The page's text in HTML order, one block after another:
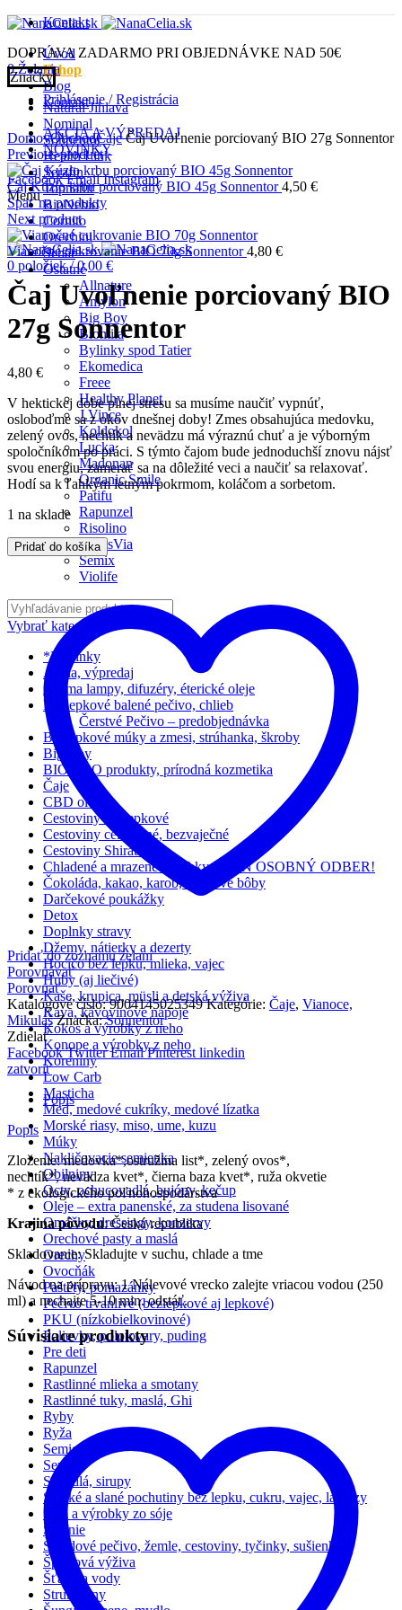
Kontakt
DOPRAVA ZADARMO PRI OBJEDNÁVKE NAD 50€
0Želania
Prihlásenie / Registrácia
Úvod
Eshop
Blog
Kontakt
AKCIA A VÝPREDAJ
NOVINKY
Facebook Email Instagram
Menu
0 položiek / 0,00 €
Značky
Natural Jihlava
Nominal
Sonnentor
Health Link
Serafin
Topnatur
BioNebio
Cornito
Orechini
Schär
Ostatné
Allnature
Amylon
Big Boy
Biomila
Bylinky spod Tatier
Ekomedica
Freee
Healthy Planet
J.Vince
Koldokol
Lucka
Madonan
Organic Smile
Patifu
Rapunzel
Risolino
SanusVia
Semix
Violife
Vybrať kategóriu
*Novinky
Akcia, výpredaj
Aróma lampy, difuzéry, éterické oleje
Bezlepkové balené pečivo, chlieb
Čerstvé Pečivo – predobjednávka
Bezlepkové múky a zmesi, strúhanka, škroby
Big Boy
BIO EKO produkty, prírodná kozmetika
Čaje
CBD oleje
Cestoviny bezlepkové
Cestoviny celozrnné, bezvaječné
Cestoviny Shirataki
Chladené a mrazené výrobky – LEN OSOBNÝ ODBER!
Čokoláda, kakao, karob, kakaové bôby
Darčekové poukážky
Detox
Doplnky stravy
Džemy, nátierky a dezerty
Hocičo bez lepku, mlieka, vajec
Huby (aj liečivé)
Kaše, krupica, müsli a detská výživa
Káva, kávovinóvé nápoje
Kokos a výrobky z neho
Konope a výrobky z neho
Koreniny
Low Carb
Masticha
Med, medové cukríky, medové lízatka
Morské riasy, miso, ume, kuzu
Múky
Nakličovacie semienka
Obilniny
Octy, ochucovadlá, bujóny, kečup
Oleje – extra panenské, za studena lisované
Omáčky, dressingy, konzervy
Orechové pasty a maslá
Orechy
Ovocňák
Paštéty, pomazánky
Pečivo trvanlivé (bezlepkové aj lepkové)
PKU (nízkobielkovinové)
Polievky, polotovary, puding
Pre deti
Rapunzel
Rastlinné mlieka a smotany
Rastlinné tuky, maslá, Ghi
Ryby
Ryža
Semienka
Serafin
Sladidlá, sirupy
Sladké a slané pochutiny bez lepku, cukru, vajec, laktózy
Sója a výrobky zo sóje
Solenie
Špaldové pečivo, žemle, cestoviny, tyčinky, sušienky
Športová výživa
Šťavy a vody
Strukoviny
Click to enlarge
DomovObchodČajeČaj Uvoľnenie porciovaný BIO 27g Sonnentor
Previous product
Čaj Kúzlo krbu porciovaný BIO 45g Sonnentor4,50 €
Späť na produkty
Next product
Vianočné cukrovanie BIO 70g Sonnentor4,80 €
Čaj Uvoľnenie porciovaný BIO
27g Sonnentor
4,80 €
V hektickej dobe plnej stresu sa musíme naučiť vypnúť,
osloboďme sa z okov dnešnej doby! Zmes obsahujúca medovku,
zelený ovos, nechtík a nevädzu má výraznú chuť a je výborným
spoločníkom po práci. S týmto čajom bude jednoduchší znovu nájsť
svou energiu, zamerať sa na dôležité veci a naučiť sa relaxovať.
Hodí sa k ľahkým letným pokrmom, koláčom a sorbetom.
1 na sklade
Pridať do košíka
Pridať do zoznamu želaní
Porovnávať
Porovnať
Katalógové číslo:9004145025349 Kategórie: Čaje, Vianoce,
Mikuláš Značka:Sonnentor
Zdielať
Facebook Twitter Email Pinterest linkedin
zatvoriť
Popis
Popis
Zloženie: medovka*,ostružina list*, zelený ovos*,
nechtík*, nevädza kvet*, čierna baza kvet*, ruža okvetie
* z ekologického poľnohospodárstva
Krajina pôvodu: Česká republika
Skladovanie: Skladujte v suchu, chlade a tme
Návod na prípravu: 1 Nálevové vrecko zalejte vriacou vodou (250
ml) a nechajte 5-10 min. odstáť.
Súvisiace produkty